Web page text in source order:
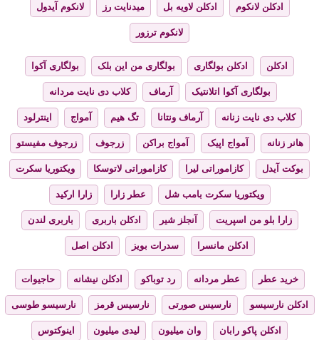
ادکلن لانکوم ادکلن لاویه بل میدنایت رز لانکوم آیدول
لانکوم ترزور
ادکلن ادکلن بولگاری بولگاری من این بلک بولگاری آکوا
بولگاری آکوا اتلانتیک آرماف کلاب دی نایت مردانه
کلاب دی نایت زنانه آرماف ونتانا تگ هیم آمواج اینترلود
هانر زنانه آمواج اپیک آمواج براکن زرجوف زرجوف مفیستو
بوکت آیدل کازاموراتی لیرا کازاموراتی لاتوسکا ویکتوریا سکرت
ویکتوریا سکرت بامب شل عطر زارا زارا ارکید
زارا بلو من اسپریت آنجلز شیر ادکلن باربری باربری لندن
ادکلن مانسرا سدرات بویز ادکلن اصل
خرید عطر عطر مردانه رد توباکو ادکلن نیشانه حاجیوات
ادکلن نارسیسو نارسیس صورتی نارسیس قرمز نارسیسو طوسی
ادکلن پاکو رابان وان میلیون لیدی میلیون اینوکتوس